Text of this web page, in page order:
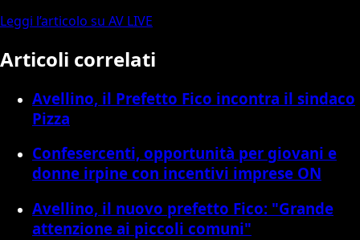
Leggi l’articolo su AV LIVE
Articoli correlati
Avellino, il Prefetto Fico incontra il sindaco
Pizza
Confesercenti, opportunità per giovani e
donne irpine con incentivi imprese ON
Avellino, il nuovo prefetto Fico: "Grande
attenzione ai piccoli comuni"